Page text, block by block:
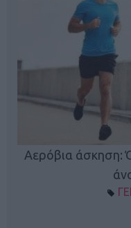
Αερόβια άσκηση: